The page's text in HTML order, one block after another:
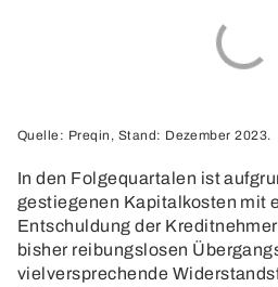
Quelle: Preqin, Stand: Dezember 2023.
In den Folgequartalen ist
gestiegenen Kapitalkosten mit
Entschuldung der
bisher reibungslosen
vielversprechende